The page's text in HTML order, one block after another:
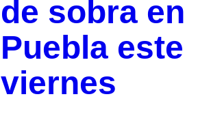
de sobra en
Puebla este
viernes